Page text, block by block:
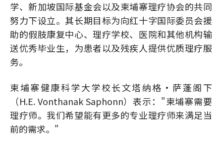
学、新加坡国际基金会以及柬埔寨理疗协会的共同
努力下设立。其长期目标为向红十字国际委员会援
助的假肢康复中心、理疗学校、医院和其他机构输
送优秀毕业生，为患者以及残疾人提供优质理疗服
务。
柬埔寨健康科学大学校长文塔纳格·萨蓬阁下
（H.E. Vonthanak Saphonn）表示："柬埔寨需要
理疗师。我们希望能有更多的专业理疗师来满足当
前的需求。"